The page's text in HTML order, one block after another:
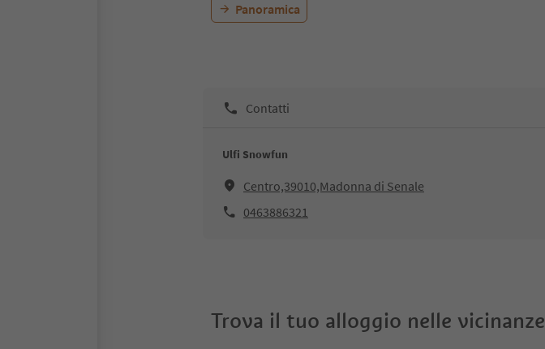
Panoramica
Contatti
Ulfi Snowfun
Centro,39010,Madonna di Senale
0463886321
Trova il tuo alloggio nelle vicinanze